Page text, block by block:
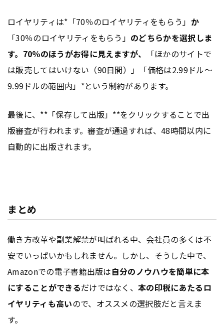
ロイヤリティは*「70％のロイヤリティをもらう」 か
「30％のロイヤリティをもらう」 のどちらかを選択しま
す。70％のほうがお得に見えますが、
「ほかのサイトで
は販売してはいけない（90日間）」「価格は2.99ドル〜
9.99ドルの範囲内」*という制約があります。
最後に、**「保存して出版」**をクリックすることで出
版審査が行われます。審査が通過すれば、48時間以内に
自動的に出版されます。
まとめ
働き方改革や副業解禁が叫ばれる中、会社員の多くは不
安でいっぱいかもしれません。しかし、そうした中で、
Amazonでの電子書籍出版は自分のノウハウを簡単に本
にすることができるだけではなく、本の印税にあたるロ
イヤリティも高いので、オススメの選択肢だと言えま
す。